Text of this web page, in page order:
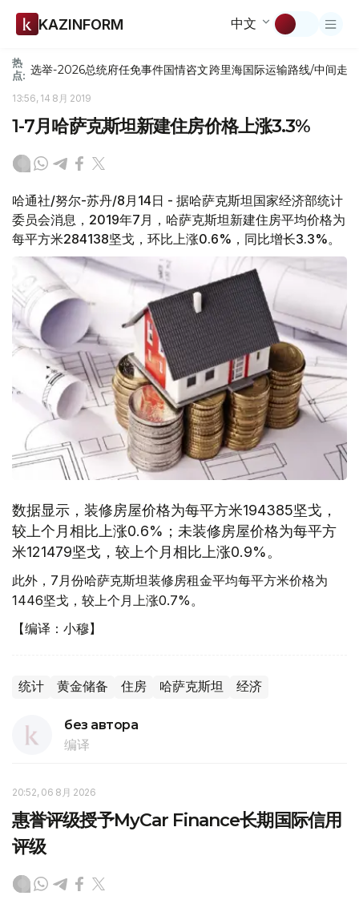
KAZINFORM 中文
热
点: 选举-2026总统府任免事件国情咨文跨里海国际运输路线/中间走廊
13:56, 14 8月 2019
1-7月哈萨克斯坦新建住房价格上涨3.3%
哈通社/努尔-苏丹/8月14日 - 据哈萨克斯坦国家经济部统计
委员会消息，2019年7月，哈萨克斯坦新建住房平均价格为
每平方米284138坚戈，环比上涨0.6%，同比增长3.3%。
数据显示，装修房屋价格为每平方米194385坚戈，
较上个月相比上涨0.6%；未装修房屋价格为每平方
米121479坚戈，较上个月相比上涨0.9%。
此外，7月份哈萨克斯坦装修房租金平均每平方米价格为
1446坚戈，较上个月上涨0.7%。
【编译：小穆】
统计 黄金储备 住房 哈萨克斯坦 经济
без автора
编译
20:52, 06 8月 2026
惠誉评级授予MyCar Finance长期国际信用
评级